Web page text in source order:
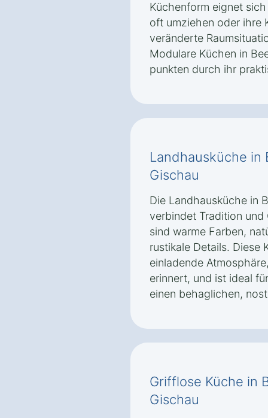
Küchenform eignet
oft umziehen oder ihre
veränderte
Modulare Küchen in
punkten durch ihr
Landhausküche
Gischau
Die Landhausküche in
verbindet Tradition
sind warme Farben,
rustikale Details. Diese
einladende
erinnert, und ist ideal
einen behaglichen,
Grifflose Küche in
Gischau